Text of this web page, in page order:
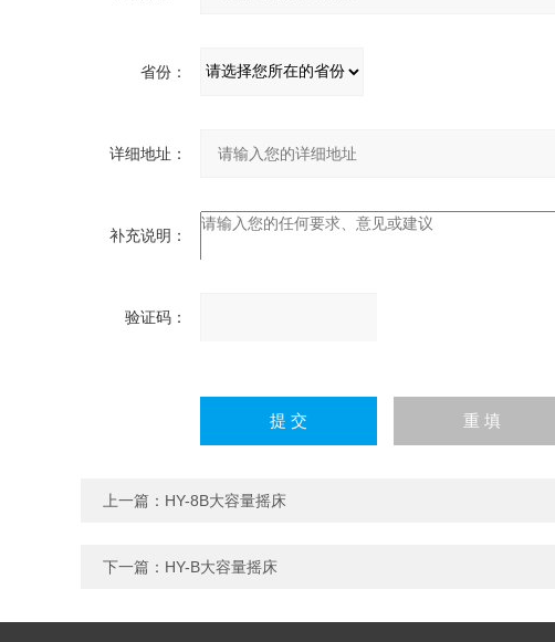
省份：
详细地址：
补充说明：
验证码：
入
计算结果（填写阿拉伯数
字），如：三加四=7
上一篇： HY-8B大容量摇床
下一篇： HY-B大容量摇床